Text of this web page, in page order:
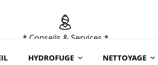
* Conseils & Services *
88 78 03 ou sur contact@ceraroc.com
HYDROFUGE NETTOYAGE